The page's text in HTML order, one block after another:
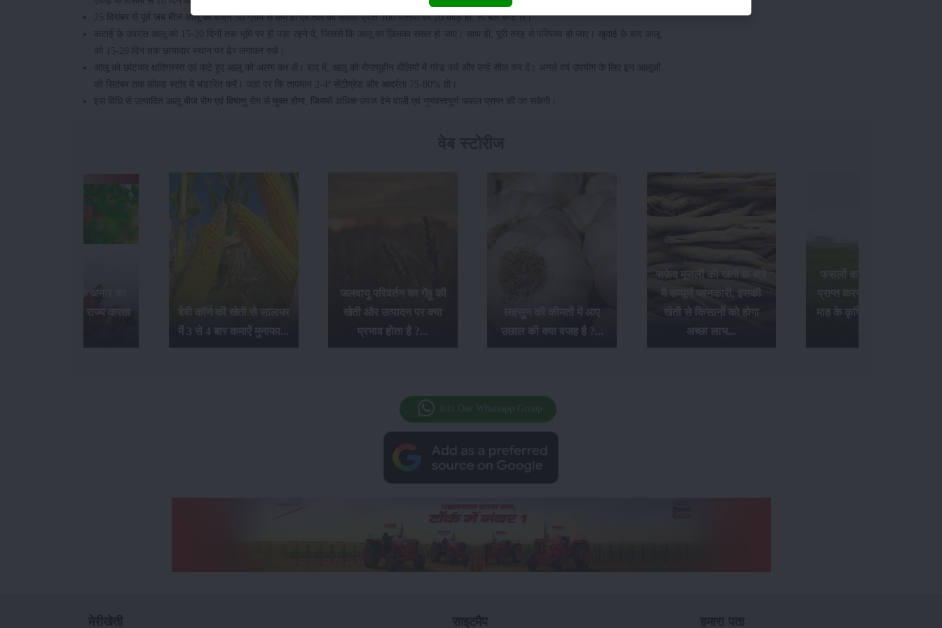
25 दिसंबर से पूर्व जब बीज आलू का वजन 50 ग्राम से कम हो एवं तेल की संख्या प्रति 100 पत्तियों पर 20 कीड़े हों, तो बेल काट लें।
कटाई के उपरांत आलू को 15-20 दिनों तक भूमि पर ही पड़ा रहने दें, जिससे कि आलू का छिलका सख्त हो जाए। साथ ही, पूरी तरह से परिपक्व हो जाए। खुदाई के बाद आलू
को 15-20 दिन तक छायादार स्थान पर ढेर लगाकर रखें।
आलू को छांटकर क्षतिग्रस्त एवं कटे हुए आलू को अलग कर लें। बाद में, आलू को रोगाणुहीन थैलियों में ग्रेड करें और उन्हें सील कर दें। अगले वर्ष उपयोग के लिए इन आलूओं
को सितंबर तक कोल्ड स्टोर में भंडारित करें। जहां पर कि तापमान 2-4º सेंटीग्रेड और आर्द्रता 75-80% हो।
इस विधि से उत्पादित आलू बीज रोग एवं विषाणु रोग से मुक्त होगा, जिससे अधिक उपज देने वाली एवं गुणवत्तापूर्ण फसल प्राप्त की जा सकेगी।
भारत में सर्वाधिक अनार का
उत्पादन कौन-सा राज्य करता
बेबी कॉर्न की खेती से सालभर
में 3 से 4 बार कमाऐं मुनाफा...
जलवायु परिवर्तन का गेंहू की
खेती और उत्पादन पर क्या
प्रभाव होता है ?...
लहसुन की कीमतों में आए
उछाल की क्या वजह है ?...
सफ़ेद मूसली की खेती के बारे
में सम्पूर्ण जानकारी, इसकी
खेती से किसानों को होगा
अच्छा लाभ...
फसलों का अधिक उत्पादन
प्राप्त करने के लिए अक्टूबर
माह के कृषि संबंधी आवश्यक
कार्य...
Join Our Whatsapp Group